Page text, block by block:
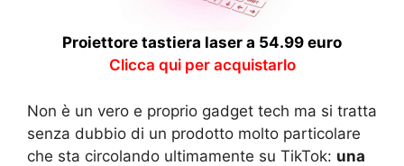
Proiettore tastiera laser a 54.99 euro
Clicca qui per acquistarlo
Non è un vero e proprio gadget tech ma si tratta
senza dubbio di un prodotto molto particolare
che sta circolando ultimamente su TikTok: una